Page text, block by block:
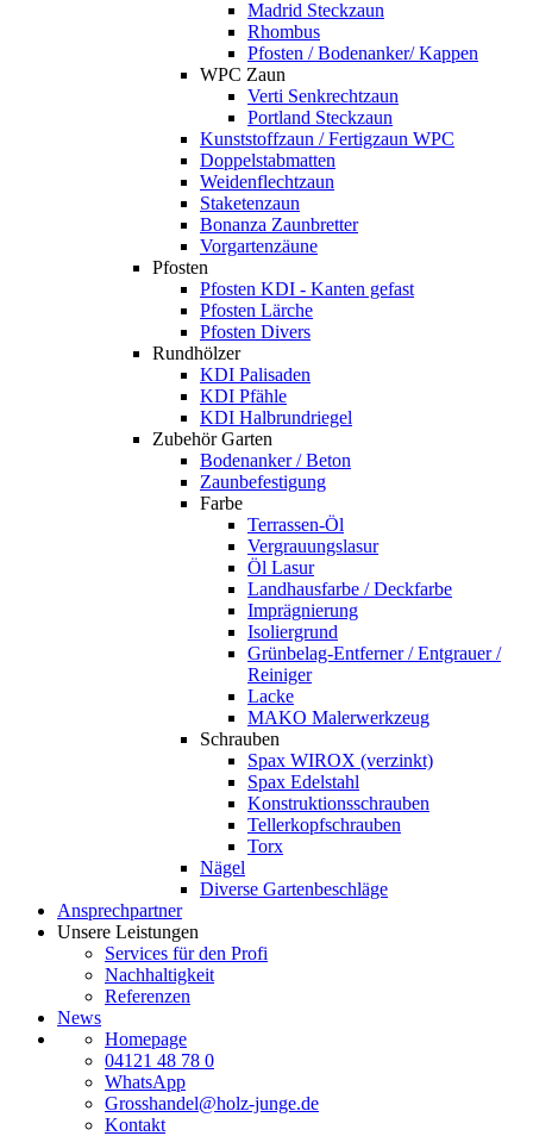
Madrid Steckzaun
Rhombus
Pfosten / Bodenanker/ Kappen
WPC Zaun
Verti Senkrechtzaun
Portland Steckzaun
Kunststoffzaun / Fertigzaun WPC
Doppelstabmatten
Weidenflechtzaun
Staketenzaun
Bonanza Zaunbretter
Vorgartenzäune
Pfosten
Pfosten KDI - Kanten gefast
Pfosten Lärche
Pfosten Divers
Rundhölzer
KDI Palisaden
KDI Pfähle
KDI Halbrundriegel
Zubehör Garten
Bodenanker / Beton
Zaunbefestigung
Farbe
Terrassen-Öl
Vergrauungslasur
Öl Lasur
Landhausfarbe / Deckfarbe
Imprägnierung
Isoliergrund
Grünbelag-Entferner / Entgrauer /
Reiniger
Lacke
MAKO Malerwerkzeug
Schrauben
Spax WIROX (verzinkt)
Spax Edelstahl
Konstruktionsschrauben
Tellerkopfschrauben
Torx
Nägel
Diverse Gartenbeschläge
Ansprechpartner
Unsere Leistungen
Services für den Profi
Nachhaltigkeit
Referenzen
News
Homepage
04121 48 78 0
WhatsApp
Grosshandel@holz-junge.de
Kontakt